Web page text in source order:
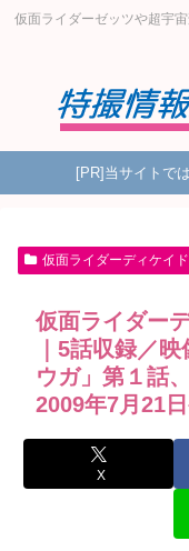
仮面ライダーゼッツや超宇
[PR]当サイトで
仮面ライダーディケイド
仮面ライダー
｜5話収録／
ウガ」第１話
2009年7月21
X